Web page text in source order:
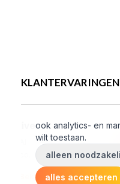
KLANTERVARINGEN